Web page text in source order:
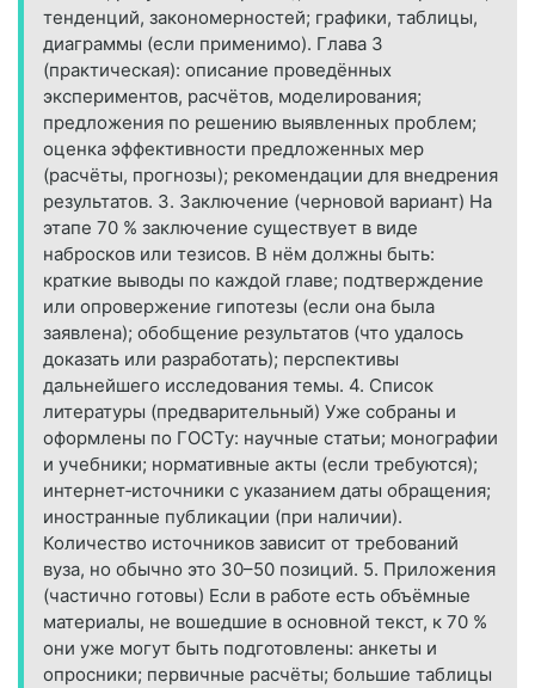
тенденций, закономерностей; графики, таблицы,
диаграммы (если применимо). Глава 3
(практическая): описание проведённых
экспериментов, расчётов, моделирования;
предложения по решению выявленных проблем;
оценка эффективности предложенных мер
(расчёты, прогнозы); рекомендации для внедрения
результатов. 3. Заключение (черновой вариант) На
этапе 70 % заключение существует в виде
набросков или тезисов. В нём должны быть:
краткие выводы по каждой главе; подтверждение
или опровержение гипотезы (если она была
заявлена); обобщение результатов (что удалось
доказать или разработать); перспективы
дальнейшего исследования темы. 4. Список
литературы (предварительный) Уже собраны и
оформлены по ГОСТу: научные статьи; монографии
и учебники; нормативные акты (если требуются);
интернет‑источники с указанием даты обращения;
иностранные публикации (при наличии).
Количество источников зависит от требований
вуза, но обычно это 30–50 позиций. 5. Приложения
(частично готовы) Если в работе есть объёмные
материалы, не вошедшие в основной текст, к 70 %
они уже могут быть подготовлены: анкеты и
опросники; первичные расчёты; большие таблицы